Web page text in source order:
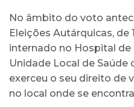
No âmbito do voto
Eleições Autárquicas,
internado no Hospital de
Unidade Local de Saúde
exerceu o seu direito de
no local onde se